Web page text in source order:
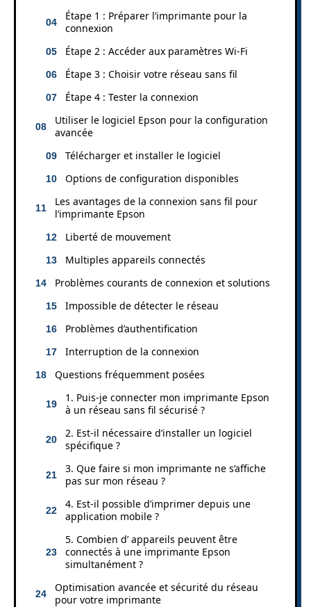
Étape 1 : Préparer l’imprimante pour la
connexion
Étape 2 : Accéder aux paramètres Wi-Fi
Étape 3 : Choisir votre réseau sans fil
Étape 4 : Tester la connexion
Utiliser le logiciel Epson pour la configuration
avancée
Télécharger et installer le logiciel
Options de configuration disponibles
Les avantages de la connexion sans fil pour
l’imprimante Epson
Liberté de mouvement
Multiples appareils connectés
Problèmes courants de connexion et solutions
Impossible de détecter le réseau
Problèmes d’authentification
Interruption de la connexion
Questions fréquemment posées
1. Puis-je connecter mon imprimante Epson
à un réseau sans fil sécurisé ?
2. Est-il nécessaire d’installer un logiciel
spécifique ?
3. Que faire si mon imprimante ne s’affiche
pas sur mon réseau ?
4. Est-il possible d’imprimer depuis une
application mobile ?
5. Combien d’ appareils peuvent être
connectés à une imprimante Epson
simultanément ?
Optimisation avancée et sécurité du réseau
pour votre imprimante